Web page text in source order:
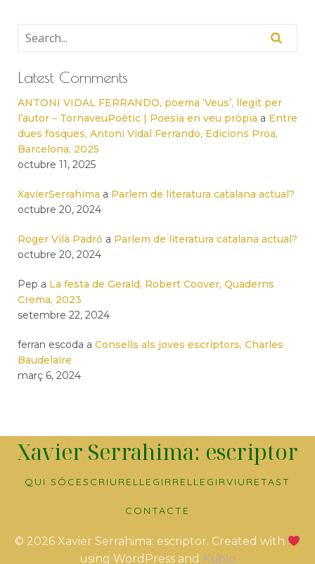
Latest Comments
ANTONI VIDAL FERRANDO, poema ‘Veus’, llegit per
l’autor – TornaveuPoètic | Poesia en veu pròpia a Entre
dues fosques, Antoni Vidal Ferrando, Edicions Proa,
Barcelona, 2025
octubre 11, 2025
XavierSerrahima a Parlem de literatura catalana actual?
octubre 20, 2024
Roger Vilà Padró a Parlem de literatura catalana actual?
octubre 20, 2024
Pep a La festa de Gerald, Robert Coover, Quaderns
Crema, 2023
setembre 22, 2024
ferran escoda a Consells als joves escriptors, Charles
Baudelaire
març 6, 2024
Xavier Serrahima: escriptor
QUI SÓC ESCRIURE LLEGIRRELLEGIRVIURETAST
CONTACTE
© 2026 Xavier Serrahima: escriptor. Created with
using WordPress and Kubio